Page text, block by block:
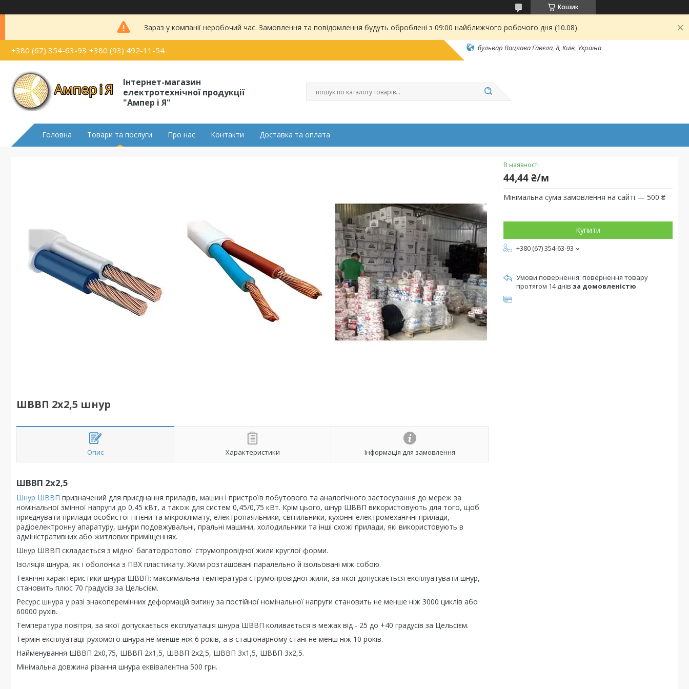
Кошик
Зараз у компанії неробочий час. Замовлення та повідомлення будуть оброблені з 09:00 найближчого робочого дня (10.08).
+380 (67) 354-63-93 +380 (93) 492-11-54 бульвар Вацлава Гавела, 8, Київ, Україна
Інтернет-магазин
електротехнічної продукції
"Ампер і Я"
Головна Товари та послуги Про нас Контакти Доставка та оплата
ШВВП 2х2,5 шнур
Опис Характеристики Інформація для замовлення
ШВВП 2х2,5
Шнур ШВВП призначений для приєднання приладів, машин і пристроїв побутового та аналогічного застосування до мереж за
номінальної змінної напруги до 0,45 кВт, а також для систем 0,45/0,75 кВт. Крім цього, шнур ШВВП використовують для того, щоб
приєднувати прилади особистої гігієни та мікроклімату, електропаяльники, світильники, кухонні електромеханічні прилади,
радіоелектронну апаратуру, шнури подовжувальні, пральні машини, холодильники та інші схожі прилади, які використовують в
адміністративних або житлових приміщеннях.
Шнур ШВВП складається з мідної багатодротової струмопровідної жили круглої форми.
Ізоляція шнура, як і оболонка з ПВХ пластикату. Жили розташовані паралельно й ізольовані між собою.
Технічні характеристики шнура ШВВП: максимальна температура струмопровідної жили, за якої допускається експлуатувати шнур,
становить плюс 70 градусів за Цельсієм.
Ресурс шнура у разі знакоперемінних деформацій вигину за постійної номінальної напруги становить не менше ніж 3000 циклів або
60000 рухів.
Температура повітря, за якої допускається експлуатація шнура ШВВП коливається в межах від - 25 до +40 градусів за Цельсієм.
Термін експлуатації рухомого шнура не менше ніж 6 років, а в стаціонарному стані не менш ніж 10 років.
Найменування ШВВП 2х0,75, ШВВП 2х1,5, ШВВП 2х2,5, ШВВП 3х1,5, ШВВП 3х2,5.
Мінімальна довжина різання шнура еквівалентна 500 грн.
В наявності
44,44 ₴/м
Мінімальна сума замовлення на сайті — 500 ₴
Купити
+380 (67) 354-63-93
повернення товару
протягом 14 днів за домовленістю